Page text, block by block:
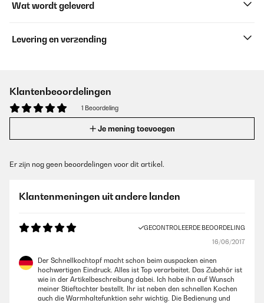
Wat wordt geleverd
Levering en verzending
Klantenbeoordelingen
1 Beoordeling
Je mening toevoegen
Er zijn nog geen beoordelingen voor dit artikel.
Klantenmeningen uit andere landen
GECONTROLEERDE BEOORDELING
16/06/2017
Der Schnellkochtopf macht schon beim auspacken einen
hochwertigen Eindruck. Alles ist Top verarbeitet. Das Zubehör ist
wie in der Artikelbeschreibung dabei. Ich habe ihn auf Wunsch
meiner Stieftochter bestellt. Ihr ist neben den schnellen Kochen
auch die Warmhaltefunktion sehr wichtig. Die Bedienung und